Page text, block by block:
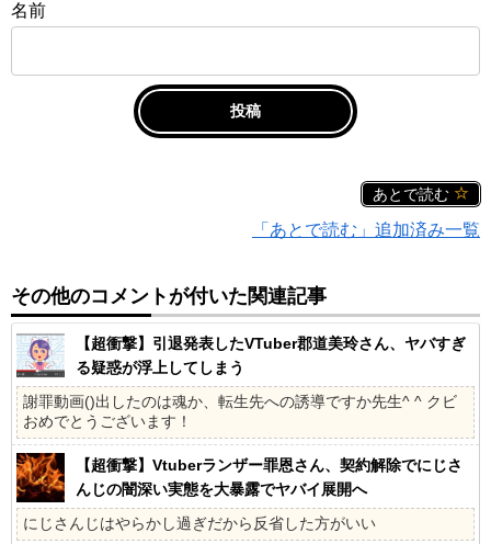
名前
あとで読む
「あとで読む」追加済み一覧
その他のコメントが付いた関連記事
【超衝撃】引退発表したVTuber郡道美玲さん、ヤバすぎ
る疑惑が浮上してしまう
謝罪動画()出したのは魂か、転生先への誘導ですか先生^ ^ クビ
おめでとうございます！
【超衝撃】Vtuberランザー罪恩さん、契約解除でにじさ
んじの闇深い実態を大暴露でヤバイ展開へ
にじさんじはやらかし過ぎだから反省した方がいい